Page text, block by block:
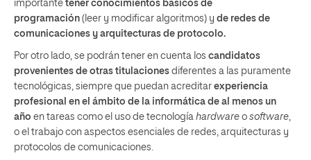
importante tener conocimientos básicos de
programación (leer y modificar algoritmos) y de redes de
comunicaciones y arquitecturas de protocolo.
Por otro lado, se podrán tener en cuenta los candidatos
provenientes de otras titulaciones diferentes a las puramente
tecnológicas, siempre que puedan acreditar experiencia
profesional en el ámbito de la informática de al menos un
año en tareas como el uso de tecnología hardware o software,
o el trabajo con aspectos esenciales de redes, arquitecturas y
protocolos de comunicaciones.